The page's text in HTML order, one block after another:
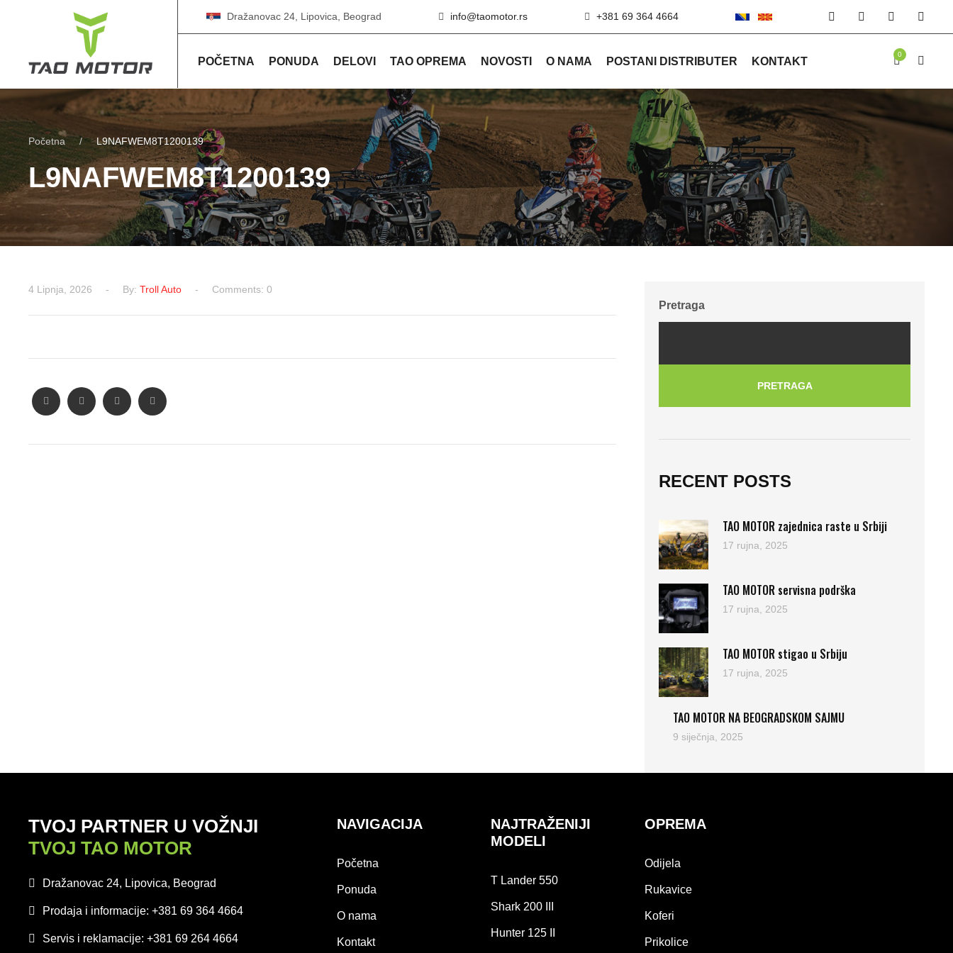
Dražanovac 24, Lipovica, Beograd info@taomotor.rs +381 69 364 4664
POČETNA PONUDA DELOVI TAO OPREMA NOVOSTI O NAMA POSTANI DISTRIBUTER KONTAKT
0
Početna L9NAFWEM8T1200139
L9NAFWEM8T1200139
4 Lipnja, 2026 By: Troll Auto Comments: 0
Pretraga
PRETRAGA
RECENT POSTS
TAO MOTOR zajednica raste u Srbiji
17 rujna, 2025
TAO MOTOR servisna podrška
17 rujna, 2025
TAO MOTOR stigao u Srbiju
17 rujna, 2025
TAO MOTOR NA BEOGRADSKOM SAJMU
9 siječnja, 2025
TVOJ PARTNER U VOŽNJI
TVOJ TAO MOTOR
Dražanovac 24, Lipovica, Beograd
Prodaja i informacije: +381 69 364 4664
Servis i reklamacije: +381 69 264 4664
NAVIGACIJA
Početna
Ponuda
O nama
Kontakt
NAJTRAŽENIJI
MODELI
T Lander 550
Shark 200 III
Hunter 125 II
OPREMA
Odijela
Rukavice
Koferi
Prikolice